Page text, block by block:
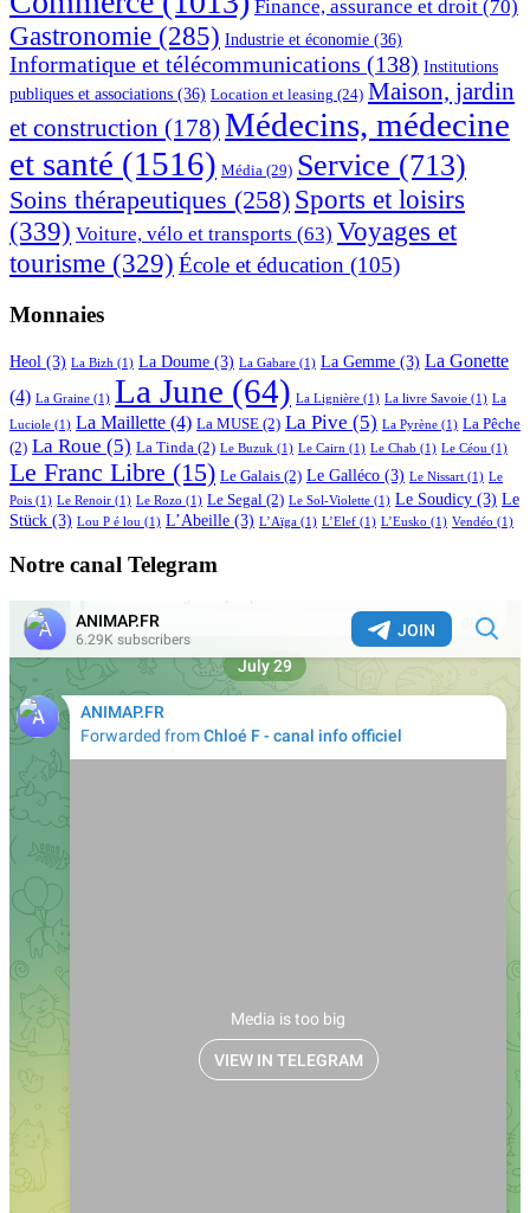
Finance, assurance et droit (70)
Gastronomie (285) Industrie et économie (36)
Informatique et télécommunications (138) Institutions
publiques et associations (36) Location et leasing (24) Maison, jardin
et construction (178) Médecins, médecine
et santé (1516) Média (29) Service (713)
Soins thérapeutiques (258) Sports et loisirs
(339) Voiture, vélo et transports (63) Voyages et
tourisme (329) École et éducation (105)
Monnaies
Heol (3) La Bizh (1) La Doume (3) La Gabare (1) La Gemme (3) La Gonette
(4) La Graine (1) La June (64) La Lignière (1) La livre Savoie (1) La
Luciole (1) La Maillette (4) La MUSE (2) La Pive (5) La Pyrène (1) La Pêche
(2) La Roue (5) La Tinda (2) Le Buzuk (1) Le Cairn (1) Le Chab (1) Le Céou (1)
Le Franc Libre (15) Le Galais (2) Le Galléco (3) Le Nissart (1) Le
Pois (1) Le Renoir (1) Le Rozo (1) Le Segal (2) Le Sol-Violette (1) Le Soudicy (3) Le
Stück (3) Lou P é lou (1) L’Abeille (3) L’Aïga (1) L’Elef (1) L’Eusko (1) Vendéo (1)
Notre canal Telegram